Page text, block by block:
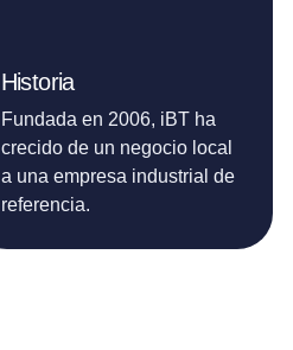
Historia
Fundada en 2006, iBT ha
crecido de un negocio local
a una empresa industrial de
referencia.